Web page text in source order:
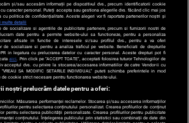
și/sau accesăm informații pe dispozitivul dvs., precum identificatorii cookie
caracter personal. Puteți accepta sau gestiona alegerile dvs. făcând clic mai jos
cu politica de confidențialitate. Aceste alegeri vor fi raportate partenerilor noștri și
multe detalii
de socializare si agentiile de publicitate partenere, precum si furnizorii nostri de
date pentru a permite website-ului sa functioneze, pentru a personaliza
afisate in functie de interesele si/sau profilul dvs., pentru a va oferi
de socializare si pentru a analiza traficul pe website. Beneficiati de drepturile
in legatura cu prelucrarea datelor cu caracter personal. Aceste drepturi pot fi
aici . Prin click pe “ACCEPT TOATE”, acceptati folosirea tuturor Tehnologiilor de
acceptul dvs. cu privire la stocarea/accesarea informatiilor de catre Vendor-ii cu
SA MODIFIC SETARILE INDIVIDUAL” puteti schimba preferintele in mod
cookie strict necesare pentru functionarea website-ului.
noștri prelucrăm datele pentru a oferi:
Măsurarea performanței reclamelor. Stocarea și/sau accesarea informațiilor
pentru selectarea conținutului personalizat. Crearea profilurilor de conținut
pentru selectarea publicității personalizate. Crearea profilurilor pentru publicitate
conținutului. Înțelegerea publicului prin statistici sau combinații de date din